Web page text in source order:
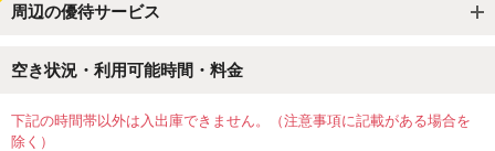
周辺の優待サービス
空き状況・利用可能時間・料金
下記の時間帯以外は入出庫できません。（注意事項に記載がある場合を
除く）